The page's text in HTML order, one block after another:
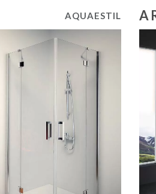
AQUAESTIL